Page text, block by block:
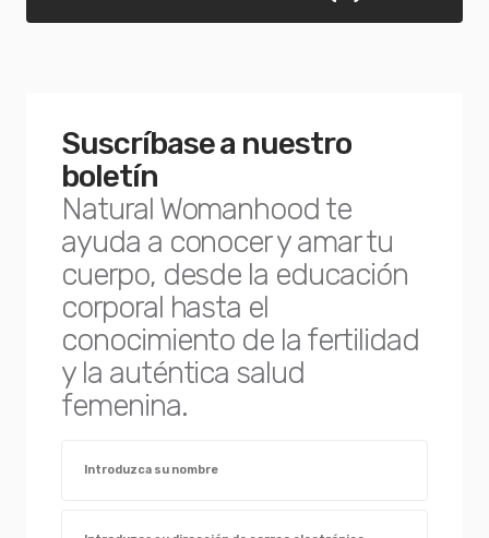
Suscríbase a nuestro
boletín
Natural Womanhood te
ayuda a conocer y amar tu
cuerpo, desde la educación
corporal hasta el
conocimiento de la fertilidad
y la auténtica salud
femenina.